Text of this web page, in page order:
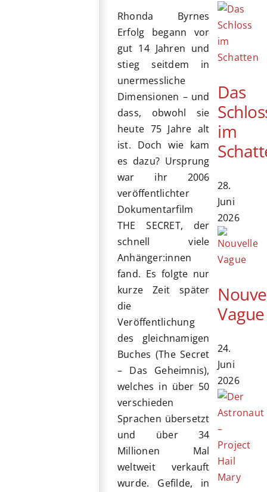
Rhonda Byrnes
Erfolg begann vor
gut 14 Jahren und
stieg seitdem in
unermessliche
Dimensionen – und
dass, obwohl sie
heute 75 Jahre alt
ist. Doch wie kam
es dazu? Ursprung
war ihr 2006
veröffentlichter
Dokumentarfilm
THE SECRET, der
schnell viele
Anhänger:innen
fand. Es folgte nur
kurze Zeit später
die
Veröffentlichung
des gleichnamigen
Buches (The Secret
– Das Geheimnis),
welches in über 50
verschieden
Sprachen übersetzt
und über 34
Millionen Mal
weltweit verkauft
wurde. Gefilde, in
Das
im
28.
Juni
2026
Vague
24.
Juni
2026